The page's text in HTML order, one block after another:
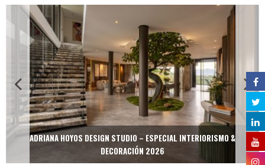
ADRIANA HOYOS DESIGN STUDIO – ESPECIAL INTERIORISMO &
DECORACIÓN 2026